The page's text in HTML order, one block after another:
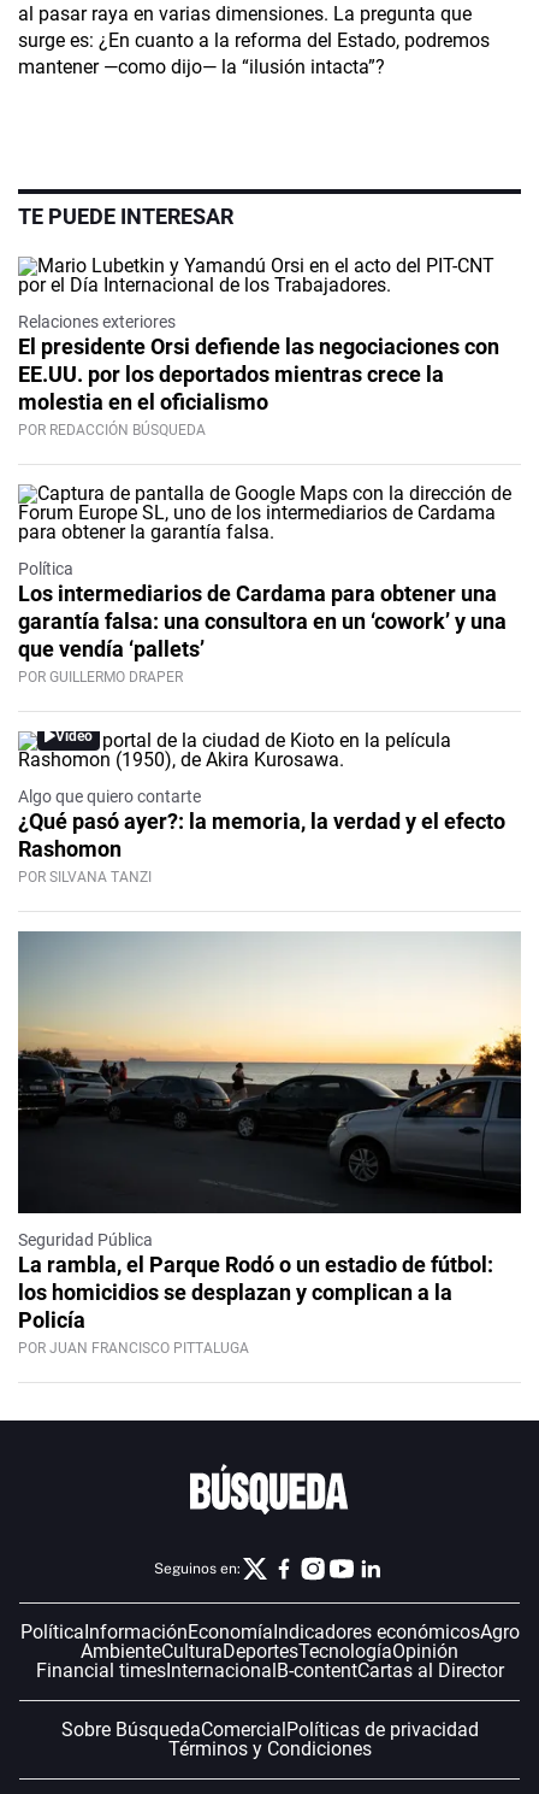
al pasar raya en varias dimensiones. La pregunta que
surge es: ¿En cuanto a la reforma del Estado, podremos
mantener —como dijo— la “ilusión intacta”?
TE PUEDE INTERESAR
Relaciones exteriores
El presidente Orsi defiende las negociaciones con
EE.UU. por los deportados mientras crece la
molestia en el oficialismo
POR REDACCIÓN BÚSQUEDA
Política
Los intermediarios de Cardama para obtener una
garantía falsa: una consultora en un ‘cowork’ y una
que vendía ‘pallets’
POR GUILLERMO DRAPER
Video
Algo que quiero contarte
¿Qué pasó ayer?: la memoria, la verdad y el efecto
Rashomon
POR SILVANA TANZI
Seguridad Pública
La rambla, el Parque Rodó o un estadio de fútbol:
los homicidios se desplazan y complican a la
Policía
POR JUAN FRANCISCO PITTALUGA
Seguinos en:
PolíticaInformaciónEconomíaIndicadores económicosAgro
AmbienteCulturaDeportesTecnologíaOpinión
Financial timesInternacionalB-contentCartas al Director
Sobre BúsquedaComercialPolíticas de privacidad
Términos y Condiciones